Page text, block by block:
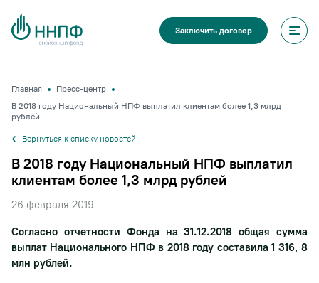
Заключить договор
Главная
Пресс-центр
В 2018 году Национальный НПФ выплатил клиентам более 1,3 млрд
рублей
Вернуться к списку новостей
В 2018 году Национальный НПФ выплатил
клиентам более 1,3 млрд рублей
26 февраля 2019
Согласно отчетности Фонда на 31.12.2018 общая сумма
выплат Национального НПФ в 2018 году составила 1 316, 8
млн рублей.